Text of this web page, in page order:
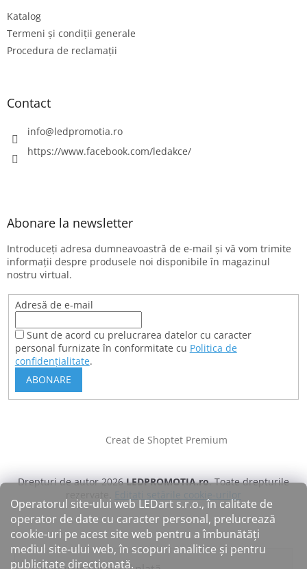
Operatorul site-ului web LEDart s.r.o., în calitate de
operator de date cu caracter personal, prelucrează
cookie-uri pe acest site web pentru a îmbunătăți
mediul site-ului web, în scopuri analitice și pentru
publicitate direcționată.
Katalog
Termeni și condiții generale
Procedura de reclamații
Contact
info@ledpromotia.ro
https://www.facebook.com/ledakce/
Abonare la newsletter
Introduceţi adresa dumneavoastră de e-mail şi vă vom trimite
informaţii despre produsele noi disponibile în magazinul
nostru virtual.
Adresă de e-mail
Sunt de acord cu prelucrarea datelor cu caracter
personal furnizate în conformitate cu Politica de
confidențialitate.
ABONARE
Creat de Shoptet Premium
Drepturi de autor 2026LEDPROMOTIA.ro. Toate drepturile